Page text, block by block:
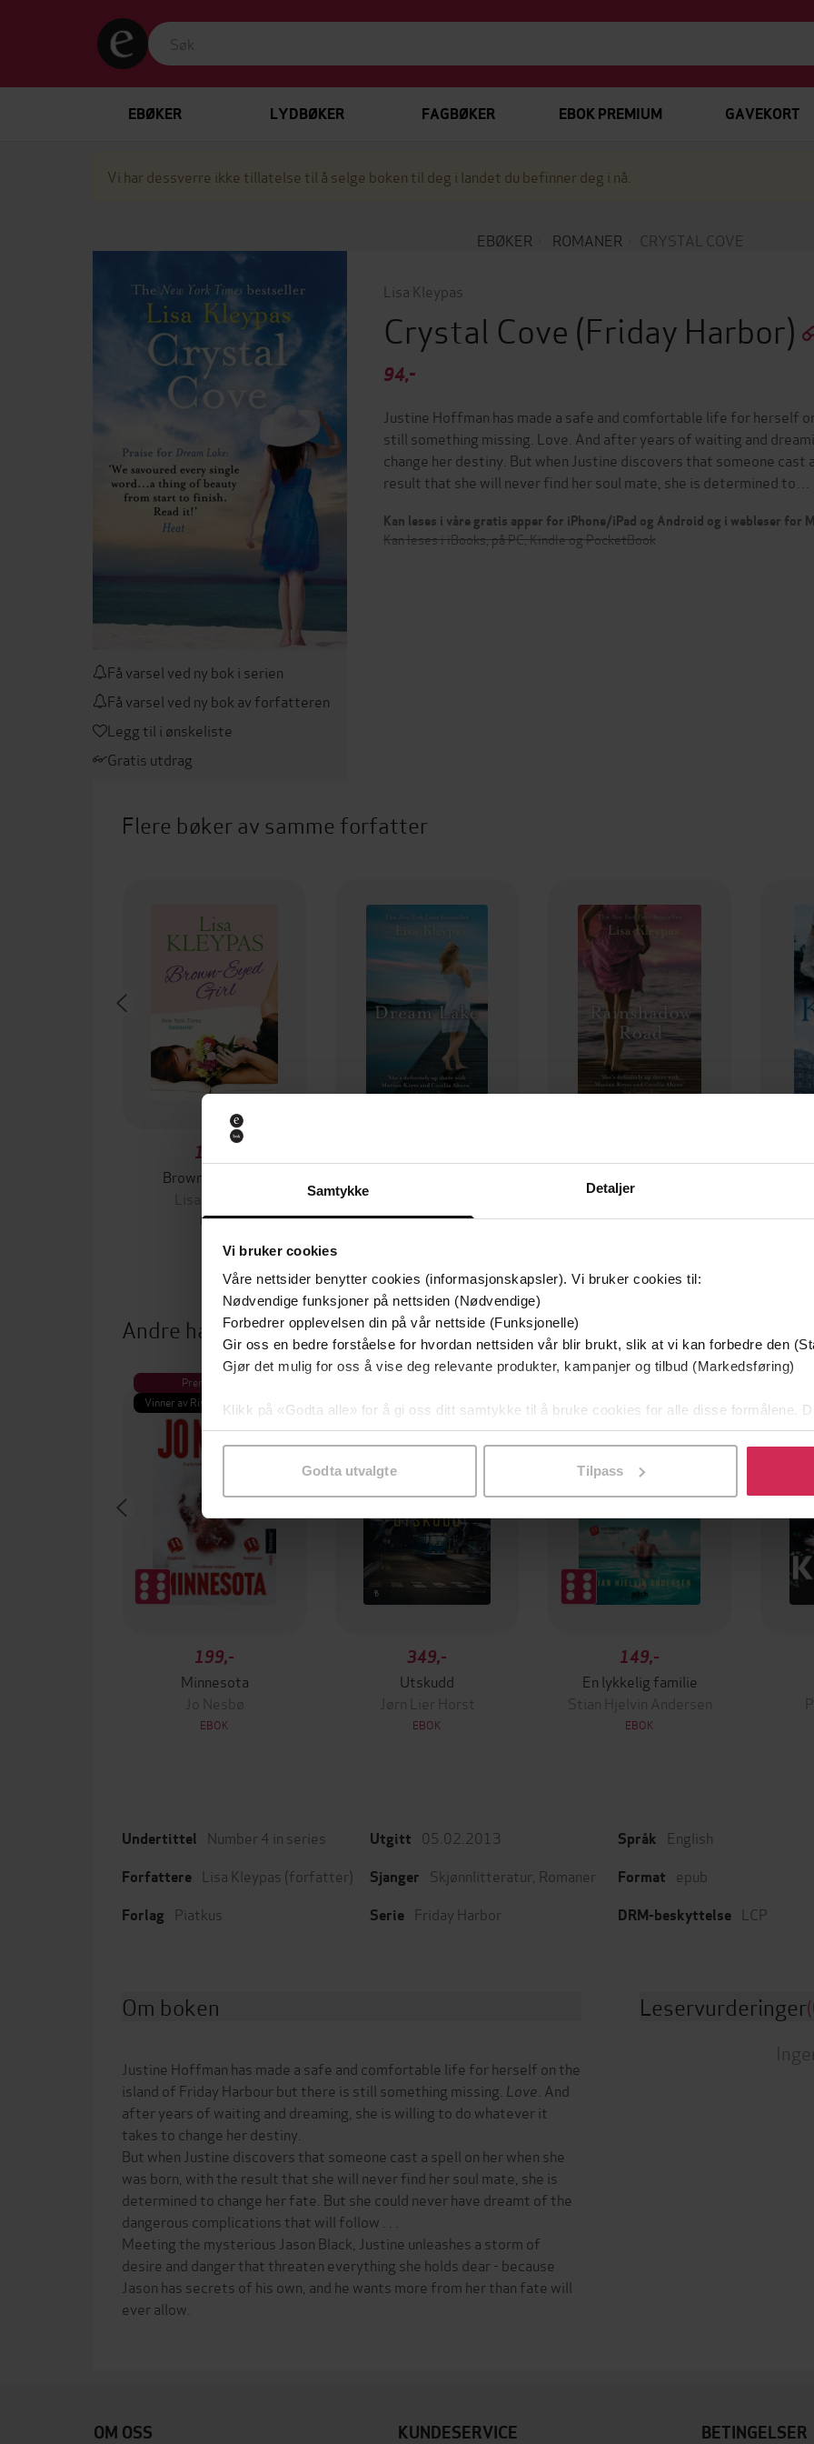
Samtykke Detaljer
Vi bruker cookies
Våre nettsider benytter cookies (informasjonskapsler). Vi bruker cookies til:
Nødvendige funksjoner på nettsiden (Nødvendige)
Forbedrer opplevelsen din på vår nettside (Funksjonelle)
Gir oss en bedre forståelse for hvordan nettsiden vår blir brukt, slik at vi kan forbedre den
Gjør det mulig for oss å vise deg relevante produkter, kampanjer og tilbud (Markedsføring)
Klikk på «Godta alle» for å gi oss ditt samtykke til å bruke cookies for alle disse formålene.
samtykke til spesifikke formål ved å klikke på «Tilpass». Du kan når som helst trekke
Godta utvalgte Tilpass
EBØKER LYDBØKER FAGBØKER EBOK PREMIUM GAVEKORT
Vi har dessverre ikke tillatelse til å selge boken til deg i landet du befinner deg i nå.
EBØKER ROMANER CRYSTAL COVE
Få varsel ved ny bok i serien
Få varsel ved ny bok av forfatteren
Legg til i ønskeliste
Gratis utdrag
Lisa Kleypas
Crystal Cove (Friday Harbor)
94,-
Justine Hoffman has made a safe and comfortable life for herself
still something missing. Love. And after years of waiting and
change her destiny. But when Justine discovers that someone cast
result that she will never find her soul mate, she is determined to…
Kan leses i våre gratis apper for iPhone/iPad og Android og i webleser for
Kan leses i iBooks, på PC, Kindle og PocketBook
Flere bøker av samme forfatter
165,-
Brown-Eyed Girl
Lisa Kleypas
EBOK EBOK
Lisa Kleypas
EBOK
Andre har også kjøpt
Premium
Vinner av Rivertonprisen
199,-
Minnesota
Jo Nesbø
EBOK
Første gang på tilbud
349,-
Utskudd
Jørn Lier Horst
EBOK
149,-
En lykkelig familie
Stian Hjelvin Andersen
EBOK
Undertittel Number 4 in series
Forfattere Lisa Kleypas (forfatter)
Forlag Piatkus
Utgitt 05.02.2013
Sjanger Skjønnlitteratur Romaner
Serie Friday Harbor
Språk English
Format epub
DRM-beskyttelse LCP
Om boken
Justine Hoffman has made a safe and comfortable life for herself on the
island of Friday Harbour but there is still something missing. Love . And
after years of waiting and dreaming, she is willing to do whatever it
takes to change her destiny.
But when Justine discovers that someone cast a spell on her when she
was born, with the result that she will never find her soul mate, she is
determined to change her fate. But she could never have dreamt of the
dangerous complications that will follow . . .
Meeting the mysterious Jason Black, Justine unleashes a storm of
desire and danger that threaten everything she holds dear - because
Jason has secrets of his own, and he wants more from her than fate will
ever allow.
Leservurderinger
OM OSS KUNDESERVICE BETINGELSER